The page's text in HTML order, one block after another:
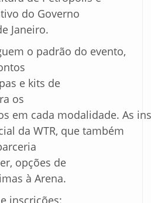
do Governo
Janeiro.
o padrão do evento,
e kits de
os
em cada modalidade. As
da WTR, que também
opções de
à Arena.